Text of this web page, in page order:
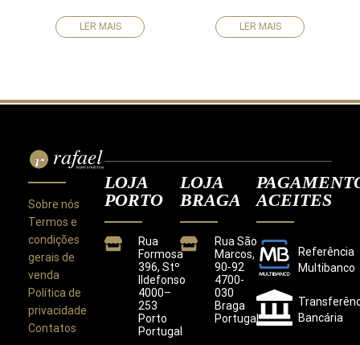
LER MAIS LER MAIS
Sobre nós
Termos e
condições
gerais de
venda
Política de
privacidade
Contatos
LOJA
PORTO
Rua
Formosa
396, Stº
Ildefonso
4000–
253
Porto
Portugal
LOJA
BRAGA
Rua São
Marcos,
90-92
4700-
030
Braga
Portugal
ACEITES
Referência
Multibanco
Bancária